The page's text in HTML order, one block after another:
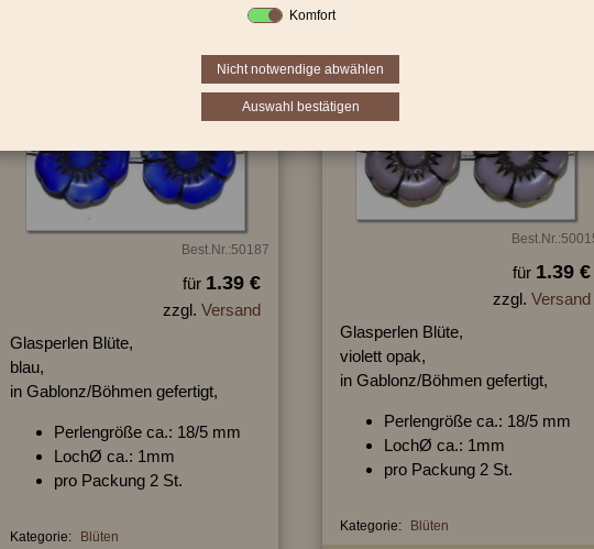
Best.Nr.:50187
für 1.39 €
zzgl. Versand
Glasperlen Blüte,
blau,
in Gablonz/Böhmen gefertigt,
Perlengröße ca.: 18/5 mm
LochØ ca.: 1mm
pro Packung 2 St.
Kategorie: Blüten
für 1.39 €
zzgl. Versand
Glasperlen Blüte,
violett opak,
in Gablonz/Böhmen gefertigt,
Perlengröße ca.: 18/5 mm
LochØ ca.: 1mm
pro Packung 2 St.
Kategorie: Blüten
Komfort
Nicht notwendige abwählen
Auswahl bestätigen